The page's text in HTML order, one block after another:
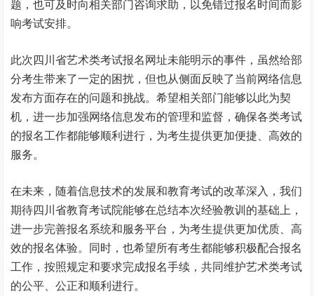
题，也可及时向相关部门咨询求助，以免错过报名时间而影
响考试安排。
此次四川省艺术类考试报名网址未能明示的事件，虽然给部
分考生带来了一定的困扰，但也从侧面反映了当前网络信息
发布方面存在的问题和挑战。希望相关部门能够以此为契
机，进一步加强网络信息发布的管理和监督，确保各类考试
的报名工作都能够顺利进行，为考生提供更加便捷、高效的
服务。
在未来，随着信息技术的发展和教育考试的改革深入，我们
期待四川省教育考试院能够在总结本次经验教训的基础上，
进一步完善报名系统和服务平台，为考生提供更加优质、高
效的报名体验。同时，也希望所有考生都能够积极配合报名
工作，按照规定和要求完成报名手续，共同维护艺术类考试
的公平、公正和顺利进行。